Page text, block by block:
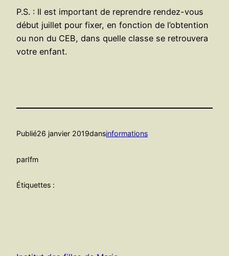
P.S. : Il est important de reprendre rendez-vous
début juillet pour fixer, en fonction de l’obtention
ou non du CEB, dans quelle classe se retrouvera
votre enfant.
Publié26 janvier 2019dansinformations
parIfm
Étiquettes :